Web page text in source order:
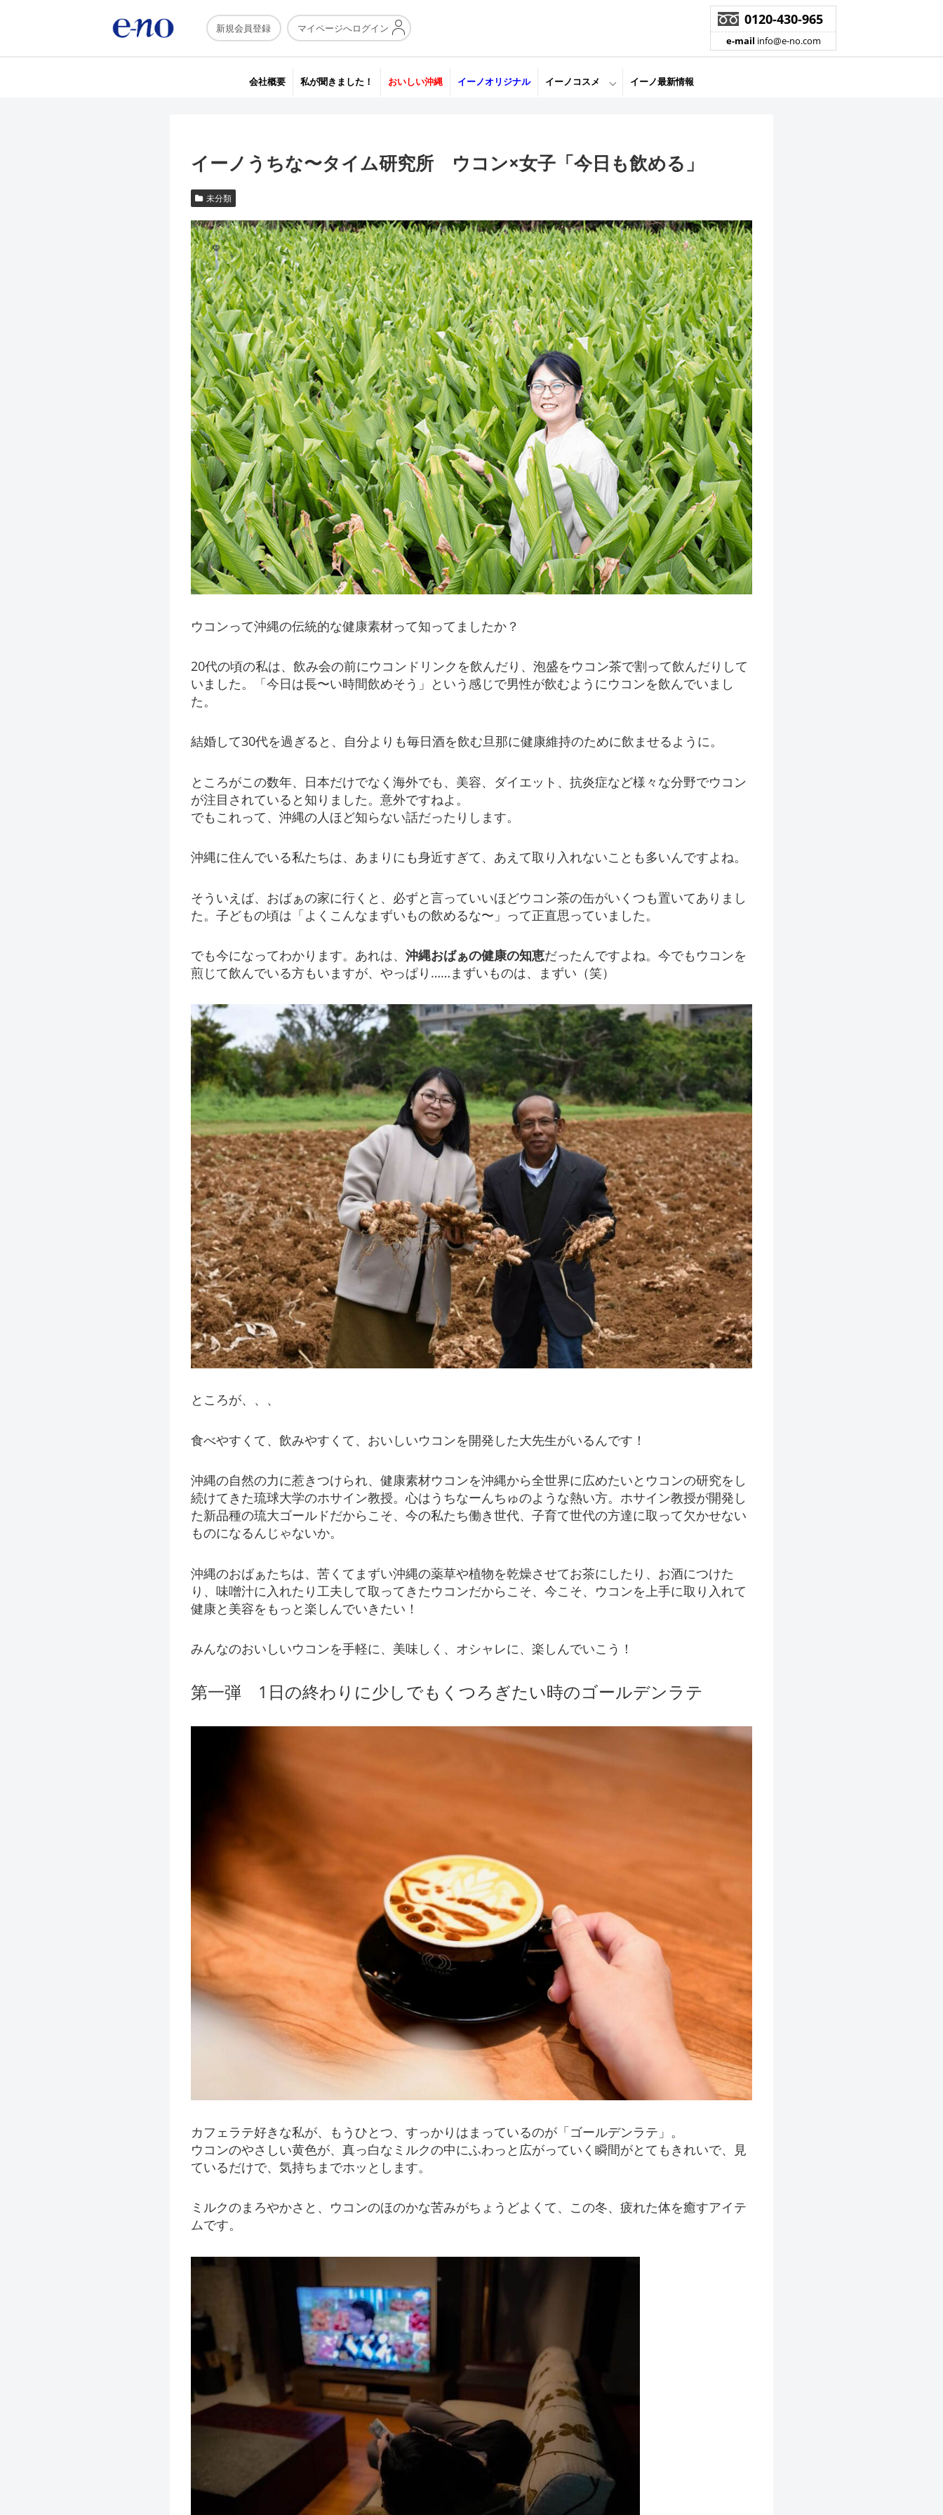
新規会員登録 マイページへログイン
0120-430-965
e-mail info@e-no.com
会社概要 私が聞きました！ おいしい沖縄 イーノオリジナル イーノコスメ イーノ最新情報
イーノうちな〜タイム研究所 ウコン×女子「今日も飲める」
未分類
ウコンって沖縄の伝統的な健康素材って知ってましたか？
20代の頃の私は、飲み会の前にウコンドリンクを飲んだり、泡盛をウコン茶で割って飲んだりして
いました。「今日は長〜い時間飲めそう」という感じで男性が飲むようにウコンを飲んでいまし
た。
結婚して30代を過ぎると、自分よりも毎日酒を飲む旦那に健康維持のために飲ませるように。
ところがこの数年、日本だけでなく海外でも、美容、ダイエット、抗炎症など様々な分野でウコン
が注目されていると知りました。意外ですねよ。
でもこれって、沖縄の人ほど知らない話だったりします。
沖縄に住んでいる私たちは、あまりにも身近すぎて、あえて取り入れないことも多いんですよね。
そういえば、おばぁの家に行くと、必ずと言っていいほどウコン茶の缶がいくつも置いてありまし
た。子どもの頃は「よくこんなまずいもの飲めるな〜」って正直思っていました。
でも今になってわかります。あれは、 沖縄おばぁの健康の知恵だったんですよね。今でもウコンを
煎じて飲んでいる方もいますが、やっぱり……まずいものは、まずい（笑）
ところが、、、
食べやすくて、飲みやすくて、おいしいウコンを開発した大先生がいるんです！
沖縄の自然の力に惹きつけられ、健康素材ウコンを沖縄から全世界に広めたいとウコンの研究をし
続けてきた琉球大学のホサイン教授。心はうちなーんちゅのような熱い方。ホサイン教授が開発し
た新品種の琉大ゴールドだからこそ、今の私たち働き世代、子育て世代の方達に取って欠かせない
ものになるんじゃないか。
沖縄のおばぁたちは、苦くてまずい沖縄の薬草や植物を乾燥させてお茶にしたり、お酒につけた
り、味噌汁に入れたり工夫して取ってきたウコンだからこそ、今こそ、ウコンを上手に取り入れて
健康と美容をもっと楽しんでいきたい！
みんなのおいしいウコンを手軽に、美味しく、オシャレに、楽しんでいこう！
第一弾 1日の終わりに少しでもくつろぎたい時のゴールデンラテ
カフェラテ好きな私が、もうひとつ、すっかりはまっているのが「ゴールデンラテ」。
ウコンのやさしい黄色が、真っ白なミルクの中にふわっと広がっていく瞬間がとてもきれいで、見
ているだけで、気持ちまでホッとします。
ミルクのまろやかさと、ウコンのほのかな苦みがちょうどよくて、この冬、疲れた体を癒すアイテ
ムです。